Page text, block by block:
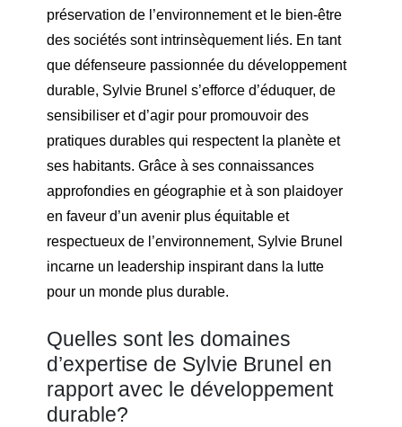
préservation de l’environnement et le bien-être
des sociétés sont intrinsèquement liés. En tant
que défenseure passionnée du développement
durable, Sylvie Brunel s’efforce d’éduquer, de
sensibiliser et d’agir pour promouvoir des
pratiques durables qui respectent la planète et
ses habitants. Grâce à ses connaissances
approfondies en géographie et à son plaidoyer
en faveur d’un avenir plus équitable et
respectueux de l’environnement, Sylvie Brunel
incarne un leadership inspirant dans la lutte
pour un monde plus durable.
Quelles sont les domaines
d’expertise de Sylvie Brunel en
rapport avec le développement
durable?